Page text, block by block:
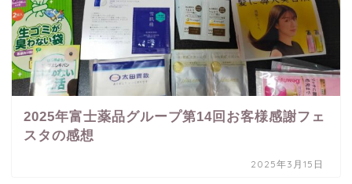
2025年富士薬品グループ第14回お客様感謝フェ
スタの感想
2025年3月15日